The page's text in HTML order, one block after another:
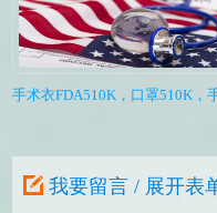
手术衣FDA510K，口罩510K，
我要留言 / 展开表